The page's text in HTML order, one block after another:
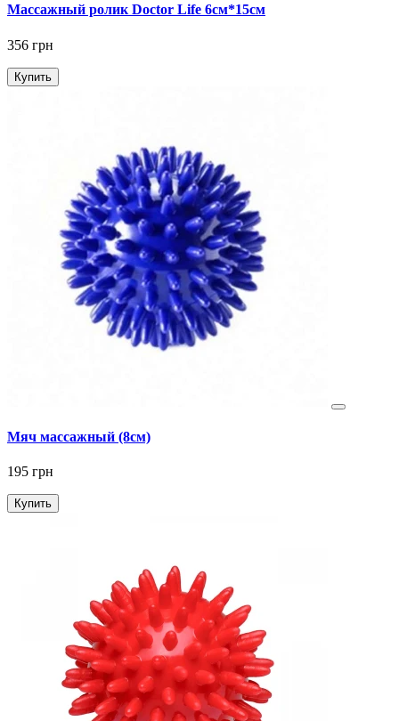
Массажный ролик Doctor Life 6см*15см
356 грн
Купить
Мяч массажный (8см)
195 грн
Купить